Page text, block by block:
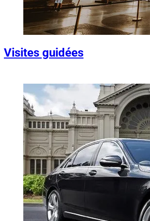
Visites guidées